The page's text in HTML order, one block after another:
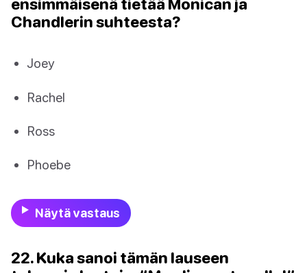
ensimmäisenä tietää Monican ja
Chandlerin suhteesta?
Joey
Rachel
Ross
Phoebe
Näytä vastaus
22. Kuka sanoi tämän lauseen